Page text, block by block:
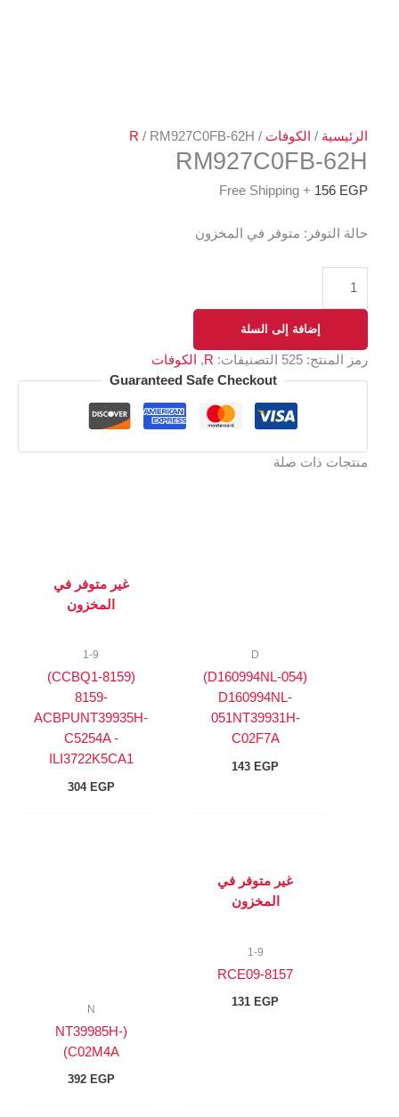
الرئيسية / الكوفات /
R / RM927C0FB-62H
RM927C0FB-62H
156 EGP
+ Free Shipping
حالة التوفر: متوفر في المخزون
إضافة إلى السلة
رمز المنتج: 525 التصنيفات: R
, الكوفات
Guaranteed Safe Checkout
منتجات ذات صلة
D
(D160994NL-054)
D160994NL-
051NT39931H-
C02F7A
143EGP
غير متوفر في
المخزون
1-9
(8159-CCBQ1)
8159-
ACBPUNT39935H-
C5254A -
ILI3722K5CA1
304 EGP
غير متوفر في
المخزون
1-9
8157-RCE09
131 EGP
N
(NT39985H-
C02M4A)
392 EGP